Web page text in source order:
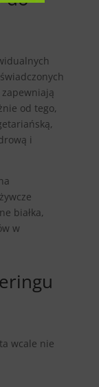
od tego,
i
białka,
w
wcale nie